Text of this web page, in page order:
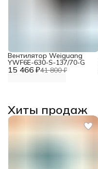
15 466 ₽41 800 ₽
Вентилятор Weiguang
YWF6E-630-S-137/70-G
Хиты продаж